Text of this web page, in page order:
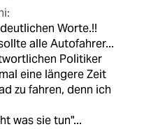
Worte.!!
alle Autofahrer...
Politiker
eine längere Zeit
zu fahren, denn ich
was sie tun"...